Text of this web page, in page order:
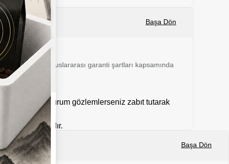
Başa Dön
ay boyunca uluslararası garanti şartları kapsamında
dışı bir durum gözlemlerseniz zabıt tutarak
Başa Dön